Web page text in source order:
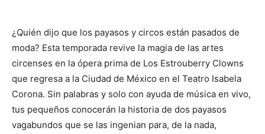
¿Quién dijo que los payasos y circos están pasados de
moda? Esta temporada revive la magia de las artes
circenses en la ópera prima de Los Estrouberry Clowns
que regresa a la Ciudad de México en el Teatro Isabela
Corona. Sin palabras y solo con ayuda de música en vivo,
tus pequeños conocerán la historia de dos payasos
vagabundos que se las ingenian para, de la nada,